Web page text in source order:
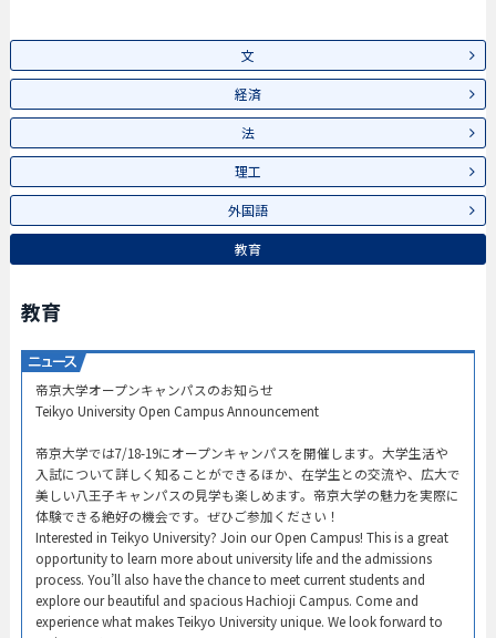
文
経済
法
理工
外国語
教育
教育
帝京大学オープンキャンパスのお知らせ​
Teikyo University Open Campus Announcement​
帝京大学では7/18-19にオープンキャンパスを開催します。大学生活や
入試について詳しく知ることができるほか、在学生との交流や、広大で
美しい八王子キャンパスの見学も楽しめます。帝京大学の魅力を実際に
体験できる絶好の機会です。ぜひご参加ください！
Interested in Teikyo University? Join our Open Campus! This is a great
opportunity to learn more about university life and the admissions
process. You’ll also have the chance to meet current students and
explore our beautiful and spacious Hachioji Campus. Come and
experience what makes Teikyo University unique. We look forward to